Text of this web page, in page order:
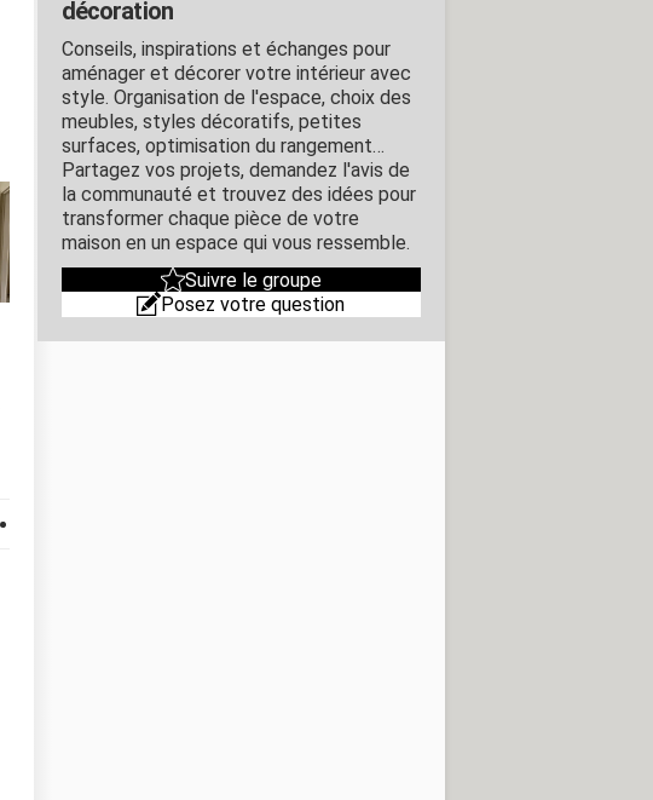
décoration
Conseils, inspirations et échanges pour
aménager et décorer votre intérieur avec
style. Organisation de l'espace, choix des
meubles, styles décoratifs, petites
surfaces, optimisation du rangement…
Partagez vos projets, demandez l'avis de
la communauté et trouvez des idées pour
transformer chaque pièce de votre
maison en un espace qui vous ressemble.
Suivre le groupe
Posez votre question